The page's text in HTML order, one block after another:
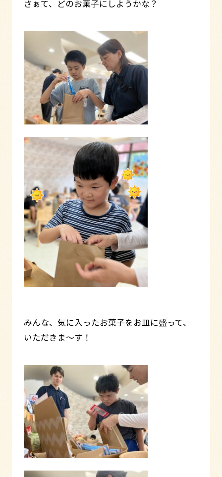
さぁて、どのお菓子にしようかな？
みんな、気に入ったお菓子をお皿に盛って、
いただきま～す！